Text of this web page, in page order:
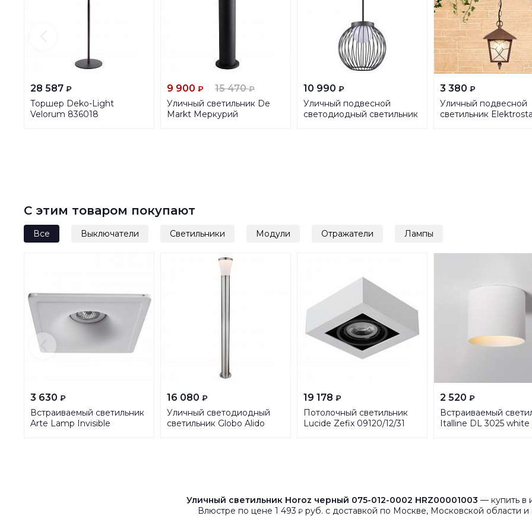
28 587 ₽
Торшер Deko-Light
Velorum 836018
9 900 ₽ 15 470₽
Уличный светильник De
Markt Меркурий
10 990 ₽
Уличный подвесной
светодиодный светильник
3 380 ₽
Уличный подвесной
cветильник
С этим товаром покупают
Все Выключатели Светильники Модули Отражатели Лампы
3 630 ₽
Встраиваемый светильник
Arte Lamp Invisible
16 080 ₽
Уличный светодиодный
светильник Globo Alido
19 178 ₽
Потолочный светильник
Lucide Zefix 09120/12/31
2 520 ₽
Встраиваемый
Italline DL 3025 white
Уличный светильник Horoz черный 075-012-0002 HRZ00001003 — купить в
Влюстре по цене 1 493 ₽руб. с доставкой по Москве, Московской области и